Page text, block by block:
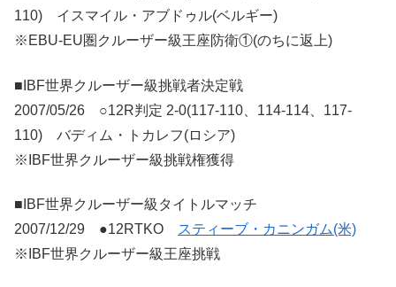
110) イスマイル・アブドゥル(ベルギー)
※EBU-EU圏クルーザー級王座防衛①(のちに返上)
■IBF世界クルーザー級挑戦者決定戦
2007/05/26 ○12R判定 2-0(117-110、114-114、117-
110) バディム・トカレフ(ロシア)
※IBF世界クルーザー級挑戦権獲得
■IBF世界クルーザー級タイトルマッチ
2007/12/29 ●12RTKO
スティーブ・カニンガム(米)
※IBF世界クルーザー級王座挑戦